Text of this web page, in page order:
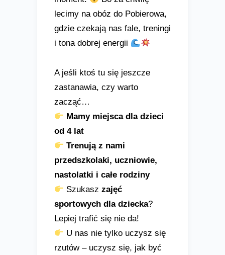
lecimy na obóz do Pobierowa,
gdzie czekają nas fale, treningi
i tona dobrej energii
A jeśli ktoś tu się jeszcze
zastanawia, czy warto
zacząć…
Mamy miejsca dla dzieci
od 4 lat
Trenują z nami
przedszkolaki, uczniowie,
nastolatki i całe rodziny
Szukaszzajęć
sportowych dla dziecka?
Lepiej trafić się nie da!
U nas nie tylko uczysz się
rzutów – uczysz się, jak być